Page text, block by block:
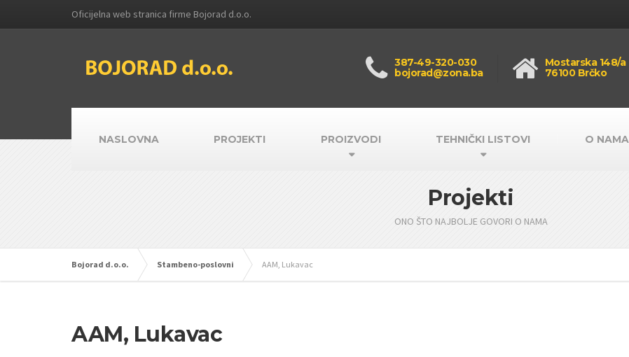
Oficijelna web stranica firme Bojorad d.o.o.
387-49-320-030
bojorad@zona.ba
Mostarska 148/a
76100 Brčko
NASLOVNA PROJEKTI PROIZVODI TEHNIČKI LISTOVI O NAMA
Projekti
ONO ŠTO NAJBOLJE GOVORI O NAMA
Bojorad d.o.o. Stambeno-poslovni AAM, Lukavac
AAM, Lukavac